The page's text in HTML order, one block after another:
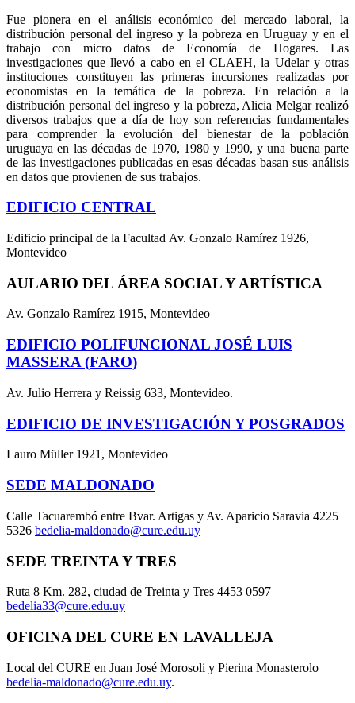
Fue pionera en el análisis económico del mercado laboral, la
distribución personal del ingreso y la pobreza en Uruguay y en el
trabajo con micro datos de Economía de Hogares. Las
investigaciones que llevó a cabo en el CLAEH, la Udelar y otras
instituciones constituyen las primeras incursiones realizadas por
economistas en la temática de la pobreza. En relación a la
distribución personal del ingreso y la pobreza, Alicia Melgar realizó
diversos trabajos que a día de hoy son referencias fundamentales
para comprender la evolución del bienestar de la población
uruguaya en las décadas de 1970, 1980 y 1990, y una buena parte
de las investigaciones publicadas en esas décadas basan sus análisis
en datos que provienen de sus trabajos.
EDIFICIO CENTRAL
Edificio principal de la Facultad Av. Gonzalo Ramírez 1926,
Montevideo
AULARIO DEL ÁREA SOCIAL Y ARTÍSTICA
Av. Gonzalo Ramírez 1915, Montevideo
EDIFICIO POLIFUNCIONAL JOSÉ LUIS
MASSERA (FARO)
Av. Julio Herrera y Reissig 633, Montevideo.
EDIFICIO DE INVESTIGACIÓN Y POSGRADOS
Lauro Müller 1921, Montevideo
SEDE MALDONADO
Calle Tacuarembó entre Bvar. Artigas y Av. Aparicio Saravia 4225
5326 bedelia-maldonado@cure.edu.uy
SEDE TREINTA Y TRES
Ruta 8 Km. 282, ciudad de Treinta y Tres 4453 0597
bedelia33@cure.edu.uy
OFICINA DEL CURE EN LAVALLEJA
Local del CURE en Juan José Morosoli y Pierina Monasterolo
bedelia-maldonado@cure.edu.uy.